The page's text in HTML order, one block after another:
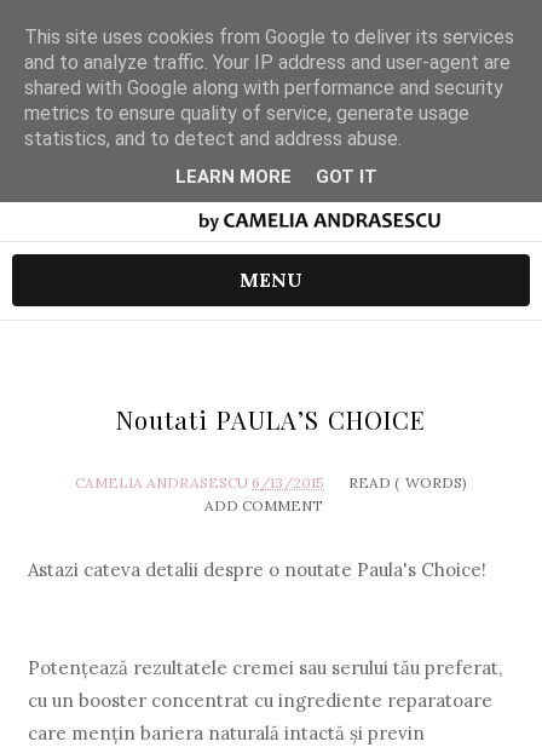
MENU
Noutati PAULA’S CHOICE
CAMELIA ANDRASESCU 6/13/2015 READ ( WORDS)
ADD COMMENT
Astazi cateva detalii despre o noutate Paula's Choice!
Potențează rezultatele cremei sau serului tău preferat,
cu un booster concentrat cu ingrediente reparatoare
care mențin bariera naturală intactă și previn
This site uses cookies from Google to deliver its services
and to analyze traffic. Your IP address and user-agent are
shared with Google along with performance and security
metrics to ensure quality of service, generate usage
statistics, and to detect and address abuse.
LEARN MORE GOT IT